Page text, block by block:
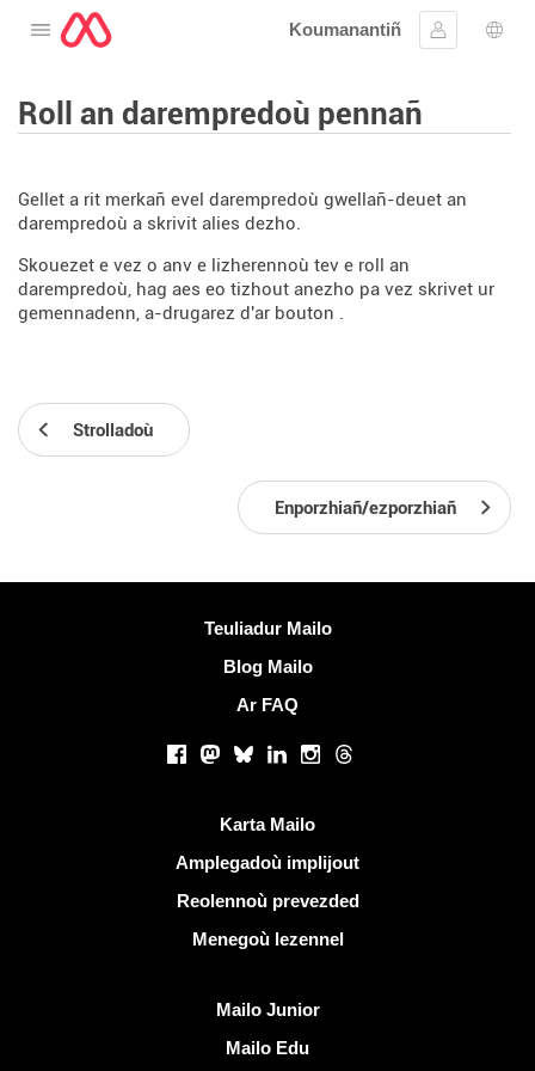
Digeriñ al lañser
Koumanantiñ
Kevreañ
Roll an darempredoù pennañ
Gellet a rit merkañ evel darempredoù gwellañ-deuet an
darempredoù a skrivit alies dezho.
Skouezet e vez o anv e lizherennoù tev e roll an
darempredoù, hag aes eo tizhout anezho pa vez skrivet ur
gemennadenn, a-drugarez d'ar bouton .
Strolladoù
Enporzhiañ/ezporzhiañ
Teuliadur Mailo
Blog Mailo
Ar FAQ
Facebook
Mastodon
BlueskyLinkedInInstagram
Threads
Karta Mailo
Amplegadoù implijout
Reolennoù prevezded
Menegoù lezennel
Mailo Junior
Mailo Edu